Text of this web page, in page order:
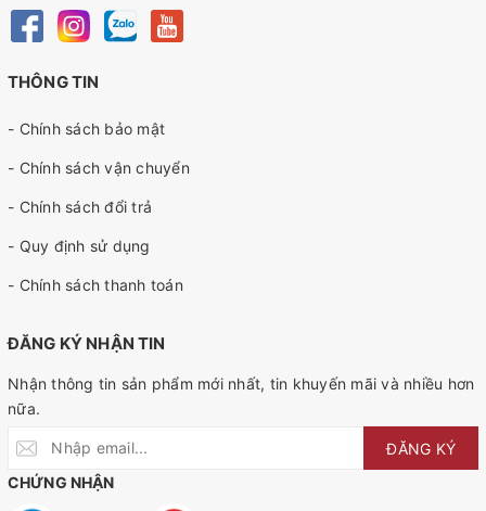
THÔNG TIN
- Chính sách bảo mật
- Chính sách vận chuyển
- Chính sách đổi trả
- Quy định sử dụng
- Chính sách thanh toán
ĐĂNG KÝ NHẬN TIN
Nhận thông tin sản phẩm mới nhất, tin khuyến mãi và nhiều hơn
nữa.
ĐĂNG KÝ
CHỨNG NHẬN